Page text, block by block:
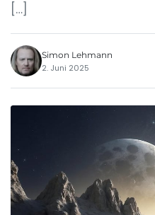
[…]
Simon Lehmann
2. Juni 2025